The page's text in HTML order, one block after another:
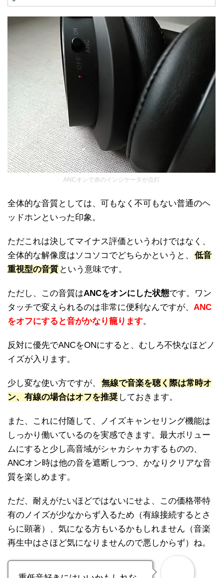
ANCオンで赤のインジケータが点灯
全体的な音質としては、可もなく不可もない普通のヘ
ッドホンといった印象。
ただこれは決してマイナス評価というわけではなく、
全体的な解像度はソコソコでどちらかというと、
低音
重視型の音質 という意味です。
ただし、この音質はANCをオンにした状態です。ワン
タッチで変えられるのは非常に便利なんですが、 ANC
をオフにすると音がかなり籠ります。
反対に優先でANCをONにすると、むしろ不快なほどノ
イズが入ります。
少し変な使い方ですが、
無線で音楽を聴く際は常時オ
ン、有線の場合はオフを推奨 しておきます。
また、これに付随して、ノイズキャンセリング機能は
しっかり働いているのを実感できます。最大ボリュー
ムにすると少し高音域がシャカシャカするものの、
ANCオン時は他の音を遮断しつつ、かなりクリアな音
質を楽しめます。
ただ、耐えがたいほどではないにせよ、この価格帯特
有のノイズが少なからず入るため（有線接続するとさ
らに顕著）、気になる方もいるかもしれません（音楽
再生中はさほど気になりませんので悪しからず）ね。